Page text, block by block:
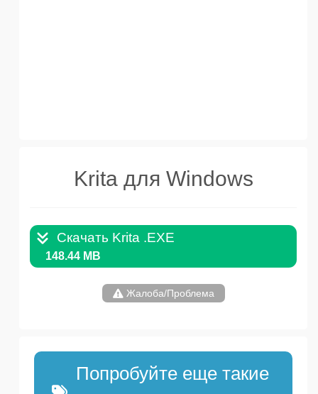
Krita для Windows
Скачать Krita .EXE
148.44 MB
Жалоба/Проблема
Попробуйте еще такие